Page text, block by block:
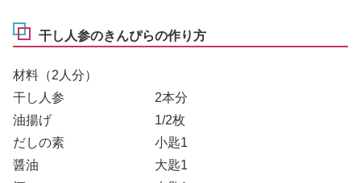
干し人参のきんぴらの作り方
材料（2人分）
干し人参 2本分
油揚げ 1/2枚
だしの素 小匙1
醤油 大匙1